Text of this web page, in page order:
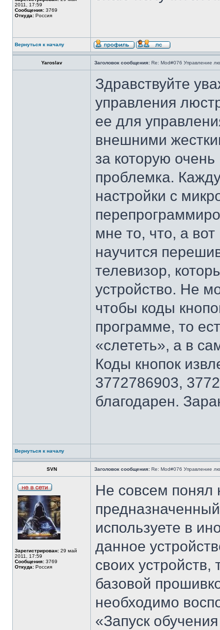
2011, 17:59
Сообщения: 3769
Откуда: Россия
Вернуться к началу
Yaroslav Заголовок сообщения: Re: Mod#076 Управление
Здравствуйте
управления
ее для
внешними
за которую
проблемка.
настройки с
мне то, что, а
научится
телевизор,
устройство. Не
чтобы коды
программе, то
«слететь», а в
Коды кнопок
3772786903,
благодарен.
Вернуться к началу
SVN Заголовок сообщения: Re: Mod#076 Управление
Зарегистрирован: 29 май
2011, 17:59
Сообщения: 3769
Откуда: Россия
Не совсем
используете в
данное
своих
базовой
необходимо
«Запуск